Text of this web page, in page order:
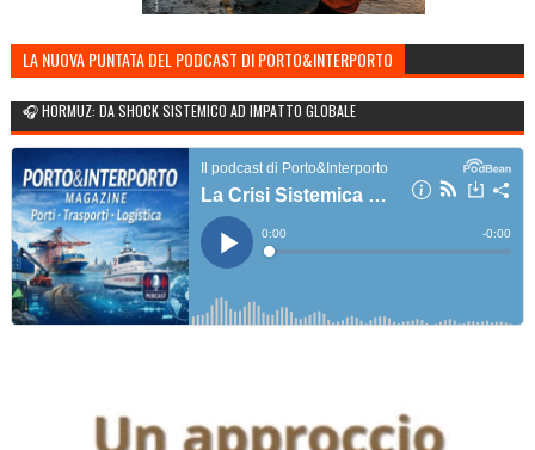
LA NUOVA PUNTATA DEL PODCAST DI PORTO&INTERPORTO
🎧 HORMUZ: DA SHOCK SISTEMICO AD IMPATTO GLOBALE